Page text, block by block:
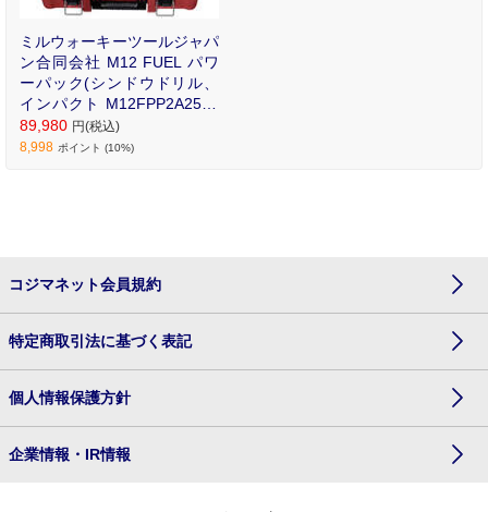
ミルウォーキーツールジャパ
ン合同会社 M12 FUEL パワ
ーパック(シンドウドリル、
インパクト M12FPP2A2525
2PJP
89,980 円(税込)
8,998 ポイント (10%)
コジマネット会員規約
特定商取引法に基づく表記
個人情報保護方針
企業情報・IR情報